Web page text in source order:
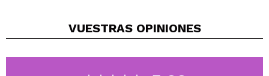
Es un producto fácil de usar; puede aplicarse tanto con
pegamento, por su fórmula se adhiere al párpado sin
VUESTRAS OPINIONES